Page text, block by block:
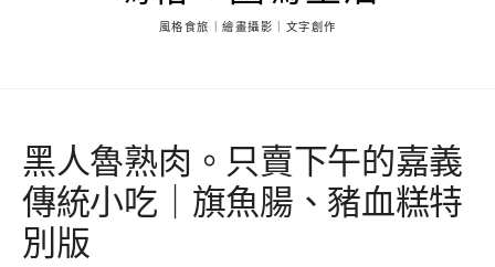
風格食旅｜繪畫攝影｜文字創作
黑人魯熟肉。只賣下午的嘉義
傳統小吃｜旗魚腸、豬血糕特
別版